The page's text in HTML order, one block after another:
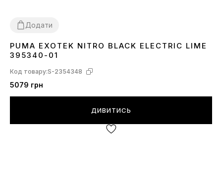
Додати
3642.5 4344 44.545
PUMA EXOTEK NITRO BLACK ELECTRIC LIME
395340-01
Код товару:S-2354348
5079 грн
ДИВИТИСЬ